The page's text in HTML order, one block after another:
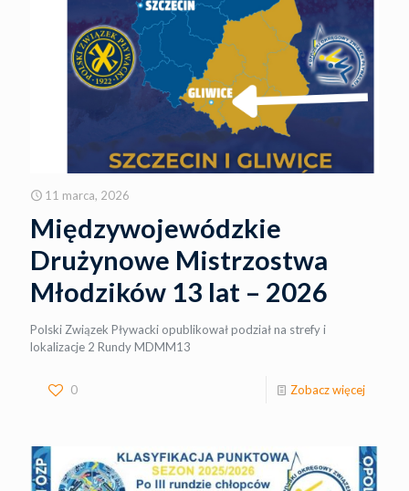
11 marca, 2026
Międzywojewódzkie
Drużynowe Mistrzostwa
Młodzików 13 lat – 2026
Polski Związek Pływacki opublikował podział na strefy i
lokalizacje 2 Rundy MDMM13
0 Zobacz więcej